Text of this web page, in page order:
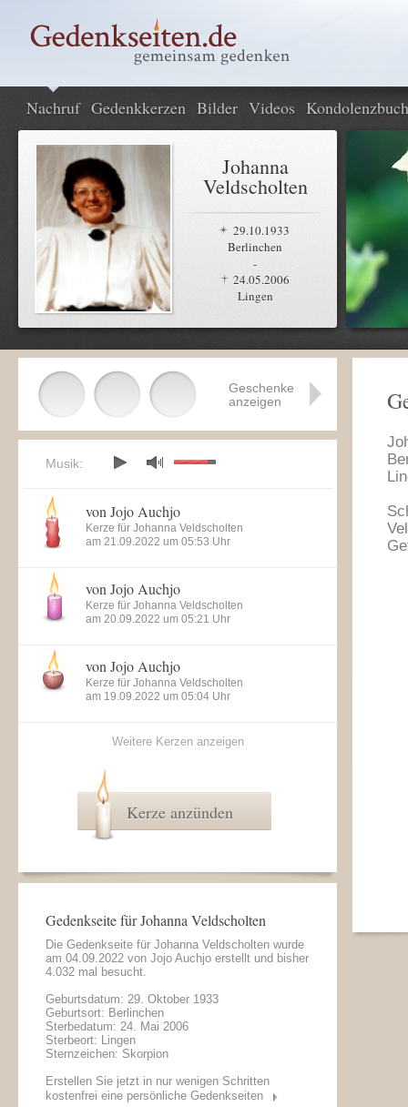
Nachruf Gedenkkerzen Bilder Videos Kondolenzbuch
Johanna
Veldscholten
29.10.1933
Berlinchen
-
24.05.2006
Lingen
Geschenke
anzeigen
Musik:
von Jojo Auchjo
Kerze für Johanna Veldscholten
am 21.09.2022 um 05:53 Uhr
von Jojo Auchjo
Kerze für Johanna Veldscholten
am 20.09.2022 um 05:21 Uhr
von Jojo Auchjo
Kerze für Johanna Veldscholten
am 19.09.2022 um 05:04 Uhr
Weitere Kerzen anzeigen
Kerze anzünden
Gedenkseite für Johanna Veldscholten
Die Gedenkseite für Johanna Veldscholten wurde
am 04.09.2022 von Jojo Auchjo erstellt und bisher
4.032 mal besucht.
Geburtsdatum: 29. Oktober 1933
Geburtsort: Berlinchen
Sterbedatum: 24. Mai 2006
Sterbeort: Lingen
Sternzeichen: Skorpion
Erstellen Sie jetzt in nur wenigen Schritten
kostenfrei eine persönliche Gedenkseiten